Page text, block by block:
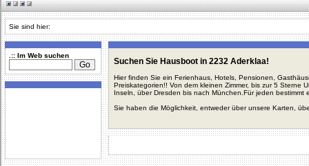
Sie sind hier:
.:: Im Web suchen
Suchen Sie Hausboot in 2232 Aderklaa!
Hier finden Sie ein Ferienhaus, Hotels, Pensionen,
Preiskategorien!! Von dem kleinen Zimmer, bis zur 5 Sterne
Inseln, über Dresden bis nach München.Für jeden bestimmt
Sie haben die Möglichkeit, entweder über unsere Karten,